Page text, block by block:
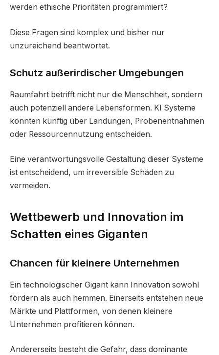
werden ethische Prioritäten programmiert?
Diese Fragen sind komplex und bisher nur
unzureichend beantwortet.
Schutz außerirdischer Umgebungen
Raumfahrt betrifft nicht nur die Menschheit, sondern
auch potenziell andere Lebensformen. KI Systeme
könnten künftig über Landungen, Probenentnahmen
oder Ressourcennutzung entscheiden.
Eine verantwortungsvolle Gestaltung dieser Systeme
ist entscheidend, um irreversible Schäden zu
vermeiden.
Wettbewerb und Innovation im
Schatten eines Giganten
Chancen für kleinere Unternehmen
Ein technologischer Gigant kann Innovation sowohl
fördern als auch hemmen. Einerseits entstehen neue
Märkte und Plattformen, von denen kleinere
Unternehmen profitieren können.
Andererseits besteht die Gefahr, dass dominante